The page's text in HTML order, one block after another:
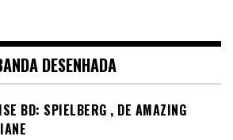
DESENHADA
BD: SPIELBERG , DE AMAZING